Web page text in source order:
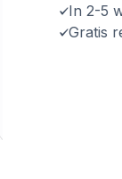
In 2-5
Gratis